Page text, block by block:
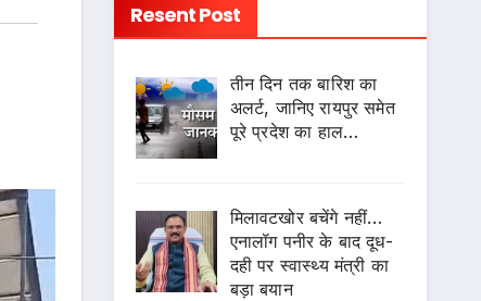
Resent Post
तीन दिन तक बारिश का
अलर्ट, जानिए रायपुर समेत
पूरे प्रदेश का हाल…
मिलावटखोर बचेंगे नहीं…
एनालॉग पनीर के बाद दूध-
दही पर स्वास्थ्य मंत्री का
बड़ा बयान